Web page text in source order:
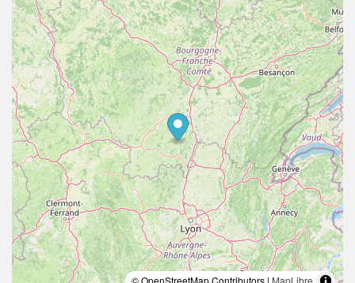
© OpenStreetMap Contributors | MapLibre